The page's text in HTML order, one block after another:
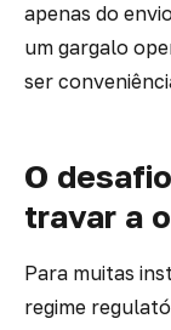
apenas do
um gargalo
ser
O
travar a
Para muitas
regime